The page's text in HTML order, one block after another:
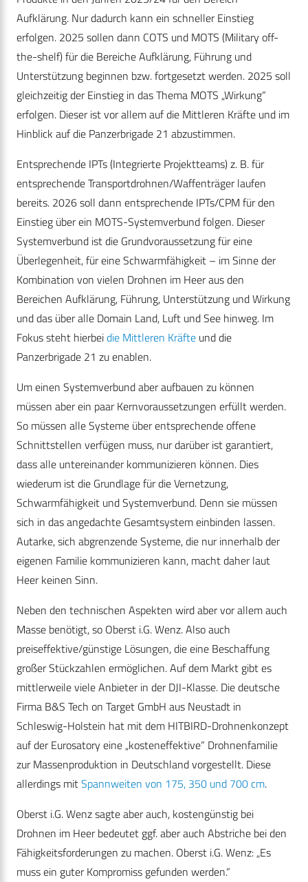
Aufklärung. Nur dadurch kann ein schneller Einstieg
erfolgen. 2025 sollen dann COTS und MOTS (Military off-
the-shelf) für die Bereiche Aufklärung, Führung und
Unterstützung beginnen bzw. fortgesetzt werden. 2025 soll
gleichzeitig der Einstieg in das Thema MOTS „Wirkung“
erfolgen. Dieser ist vor allem auf die Mittleren Kräfte und im
Hinblick auf die Panzerbrigade 21 abzustimmen.
Entsprechende IPTs (Integrierte Projektteams) z. B. für
entsprechende Transportdrohnen/Waffenträger laufen
bereits. 2026 soll dann entsprechende IPTs/CPM für den
Einstieg über ein MOTS-Systemverbund folgen. Dieser
Systemverbund ist die Grundvoraussetzung für eine
Überlegenheit, für eine Schwarmfähigkeit – im Sinne der
Kombination von vielen Drohnen im Heer aus den
Bereichen Aufklärung, Führung, Unterstützung und Wirkung
und das über alle Domain Land, Luft und See hinweg. Im
Fokus steht hierbeidie Mittleren Kräfte und die
Panzerbrigade 21 zu enablen.
Um einen Systemverbund aber aufbauen zu können
müssen aber ein paar Kernvoraussetzungen erfüllt werden.
So müssen alle Systeme über entsprechende offene
Schnittstellen verfügen muss, nur darüber ist garantiert,
dass alle untereinander kommunizieren können. Dies
wiederum ist die Grundlage für die Vernetzung,
Schwarmfähigkeit und Systemverbund. Denn sie müssen
sich in das angedachte Gesamtsystem einbinden lassen.
Autarke, sich abgrenzende Systeme, die nur innerhalb der
eigenen Familie kommunizieren kann, macht daher laut
Heer keinen Sinn.
Neben den technischen Aspekten wird aber vor allem auch
Masse benötigt, so Oberst i.G. Wenz. Also auch
preiseffektive/günstige Lösungen, die eine Beschaffung
großer Stückzahlen ermöglichen. Auf dem Markt gibt es
mittlerweile viele Anbieter in der DJI-Klasse. Die deutsche
Firma B&S Tech on Target GmbH aus Neustadt in
Schleswig-Holstein hat mit dem HITBIRD-Drohnenkonzept
auf der Eurosatory eine „kosteneffektive“ Drohnenfamilie
zur Massenproduktion in Deutschland vorgestellt. Diese
allerdings mitSpannweiten von 175, 350 und 700 cm.
Oberst i.G. Wenz sagte aber auch, kostengünstig bei
Drohnen im Heer bedeutet ggf. aber auch Abstriche bei den
Fähigkeitsforderungen zu machen. Oberst i.G. Wenz: „Es
muss ein guter Kompromiss gefunden werden.“